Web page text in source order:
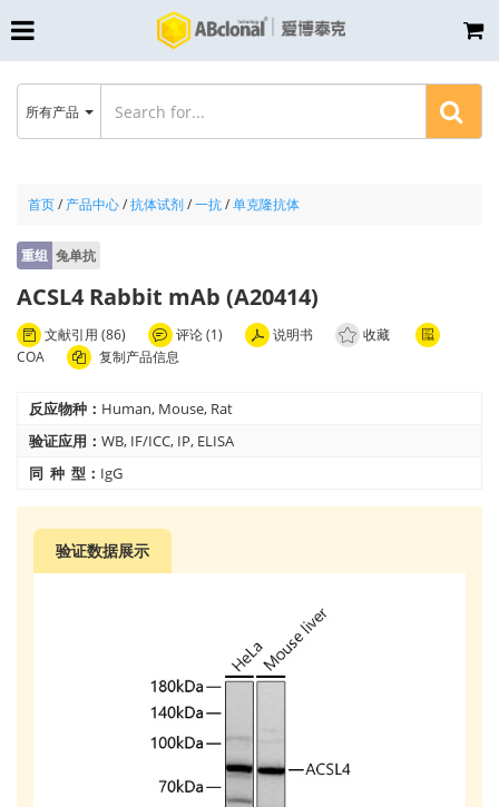
首页/ 产品中心/抗体试剂/一抗/单克隆抗体
重组 兔单抗
ACSL4 Rabbit mAb (A20414)
文献引用 (86) 评论 (1) 说明书
收藏
COA
复制产品信息
反应物种： Human, Mouse, Rat
验证应用： WB, IF/ICC, IP, ELISA
同 种 型： IgG
验证数据展示
所有产品